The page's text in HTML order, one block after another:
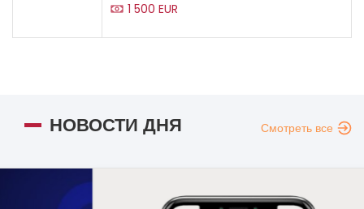
1 500 EUR
НОВОСТИ ДНЯ Смотреть все